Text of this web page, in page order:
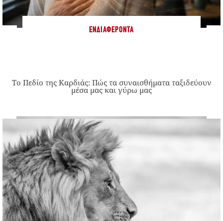
ΕΝΔΙΑΦΈΡΟΝΤΑ
Το Πεδίο της Καρδιάς: Πώς τα συναισθήματα ταξιδεύουν
μέσα μας και γύρω μας